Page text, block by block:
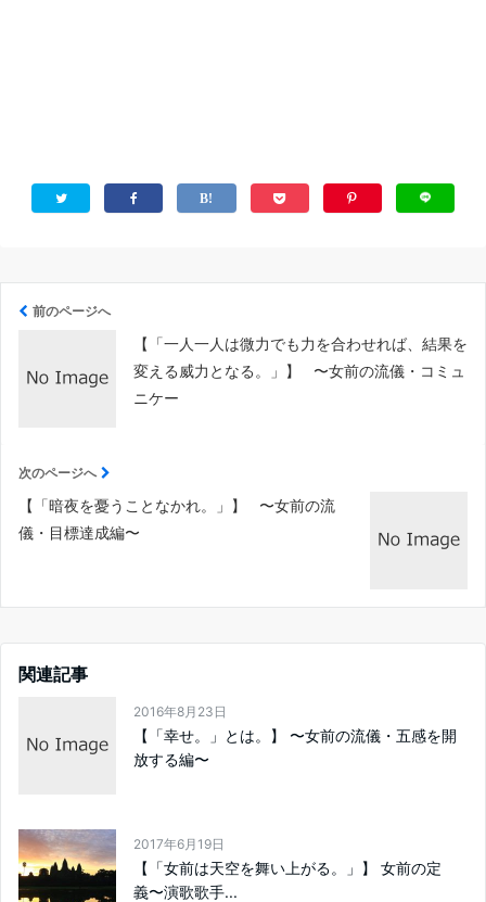
前のページへ
【「一人一人は微力でも力を合わせれば、結果を
変える威力となる。」】 〜女前の流儀・コミュ
ニケー
次のページへ
【「暗夜を憂うことなかれ。」】 〜女前の流
儀・目標達成編〜
関連記事
2016年8月23日
【「幸せ。」とは。】 〜女前の流儀・五感を開
放する編〜
2017年6月19日
【「女前は天空を舞い上がる。」】 女前の定
義〜演歌歌手...